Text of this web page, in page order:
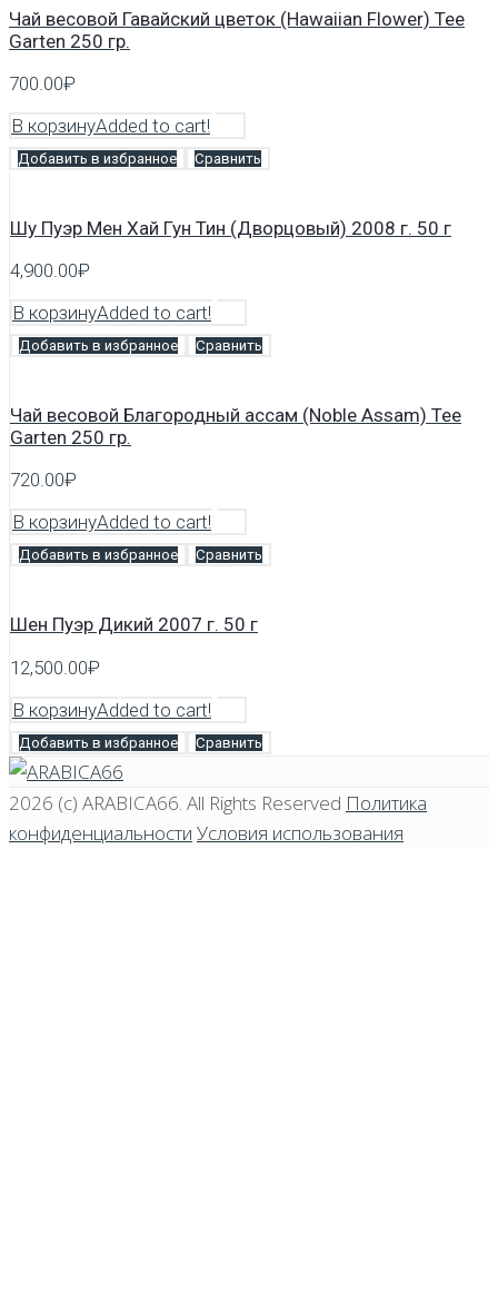
Чай весовой Гавайский цветок (Hawaiian Flower) Tee
Garten 250 гр.
700.00₽
В корзинуAdded to cart!
Добавить в избранное Сравнить
Шу Пуэр Мен Хай Гун Тин (Дворцовый) 2008 г. 50 г
4,900.00₽
В корзинуAdded to cart!
Добавить в избранное Сравнить
Чай весовой Благородный ассам (Noble Assam) Tee
Garten 250 гр.
720.00₽
В корзинуAdded to cart!
Добавить в избранное Сравнить
Шен Пуэр Дикий 2007 г. 50 г
12,500.00₽
В корзинуAdded to cart!
Добавить в избранное Сравнить
2026 (c) ARABICA66 . All Rights Reserved Политика
конфиденциальности Условия использования